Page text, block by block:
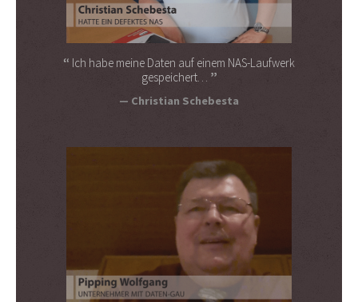
Ich habe meine Daten auf einem NAS-Laufwerk
gespeichert…
Christian Schebesta